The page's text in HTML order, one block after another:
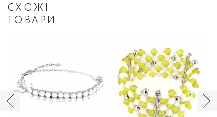
СХОЖІ
ТОВАРИ